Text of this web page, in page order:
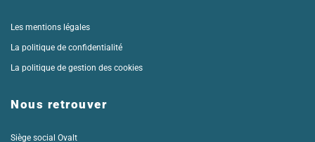
Les mentions légales
La politique de confidentialité
La politique de gestion des cookies
Nous retrouver
Siège social Ovalt